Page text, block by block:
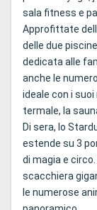
sala fitness e
Approfittate
delle due
dedicata alle
anche le
ideale con i
termale, la
Di sera, lo
estende su 3
di magia e
scacchiera
le numerose